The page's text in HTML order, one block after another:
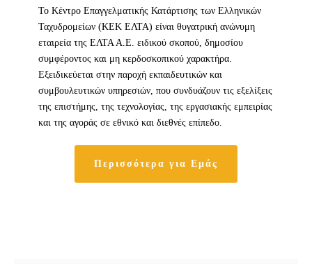
Το Κέντρο Επαγγελματικής Κατάρτισης των Ελληνικών
Ταχυδρομείων (ΚΕΚ ΕΛΤΑ) είναι θυγατρική ανώνυμη
εταιρεία της ΕΛΤΑ Α.Ε. ειδικού σκοπού, δημοσίου
συμφέροντος και μη κερδοσκοπικού χαρακτήρα.
Εξειδικεύεται στην παροχή εκπαιδευτικών και
συμβουλευτικών υπηρεσιών, που συνδυάζουν τις εξελίξεις
της επιστήμης, της τεχνολογίας, της εργασιακής εμπειρίας
και της αγοράς σε εθνικό και διεθνές επίπεδο.
Περισσότερα για Εμάς